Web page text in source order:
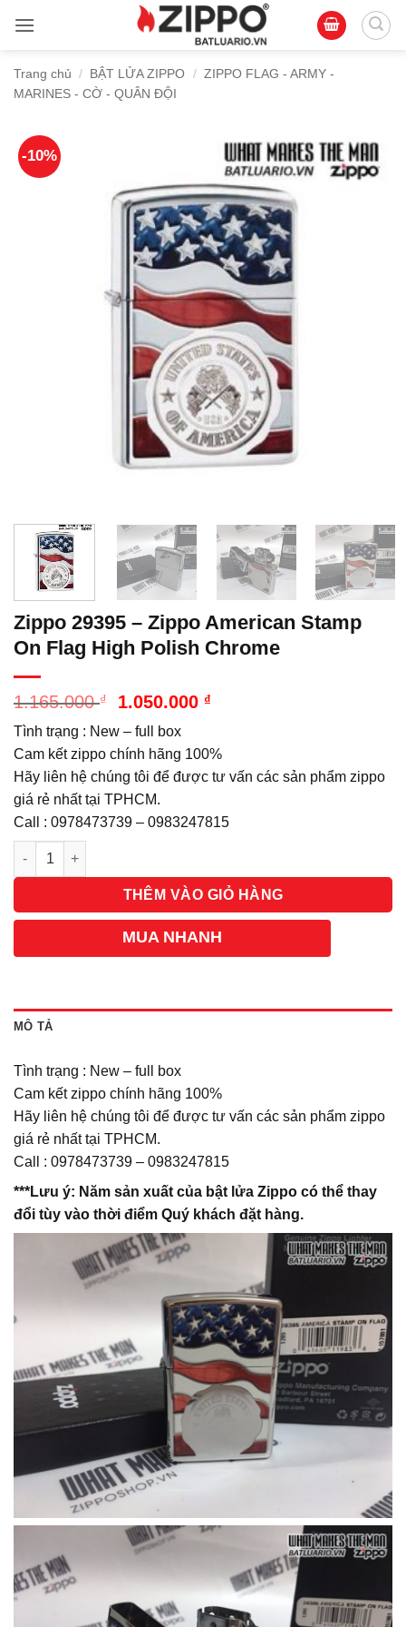
qua
dungTrang chủ / BẬT LỬA ZIPPO / ZIPPO FLAG - ARMY -
MARINES - CỜ - QUÂN ĐỘI
-10%
Zippo 29395 – Zippo American Stamp
On Flag High Polish Chrome
1.165.000₫
Giá
là:
1.165.000 ₫.
1.050.000 ₫
là:
1.050.000 ₫.
Tình trạng : New – full box
Cam kết zippo chính hãng 100%
Hãy liên hệ chúng tôi để được tư vấn các sản phẩm zippo
giá rẻ nhất tại TPHCM.
Call : 0978473739 – 0983247815
Số lượng
THÊM VÀO GIỎ HÀNG
MUA NHANH
MÔ TẢ
Tình trạng : New – full box
Cam kết zippo chính hãng 100%
Hãy liên hệ chúng tôi để được tư vấn các sản phẩm zippo
giá rẻ nhất tại TPHCM.
Call : 0978473739 – 0983247815
***Lưu ý: Năm sản xuất của bật lửa Zippo có thể thay
đổi tùy vào thời điểm Quý khách đặt hàng.